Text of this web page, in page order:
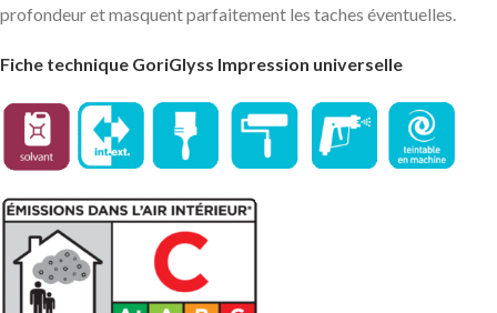
profondeur et masquent parfaitement les taches éventuelles.
Fiche technique GoriGlyss Impression universelle